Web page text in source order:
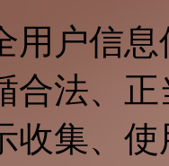
用户信
合法、
收集、